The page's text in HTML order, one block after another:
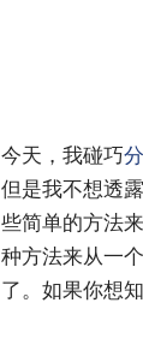
今天，我碰巧
但是我不想透
些简单的方法
种方法来从一
了。如果你想